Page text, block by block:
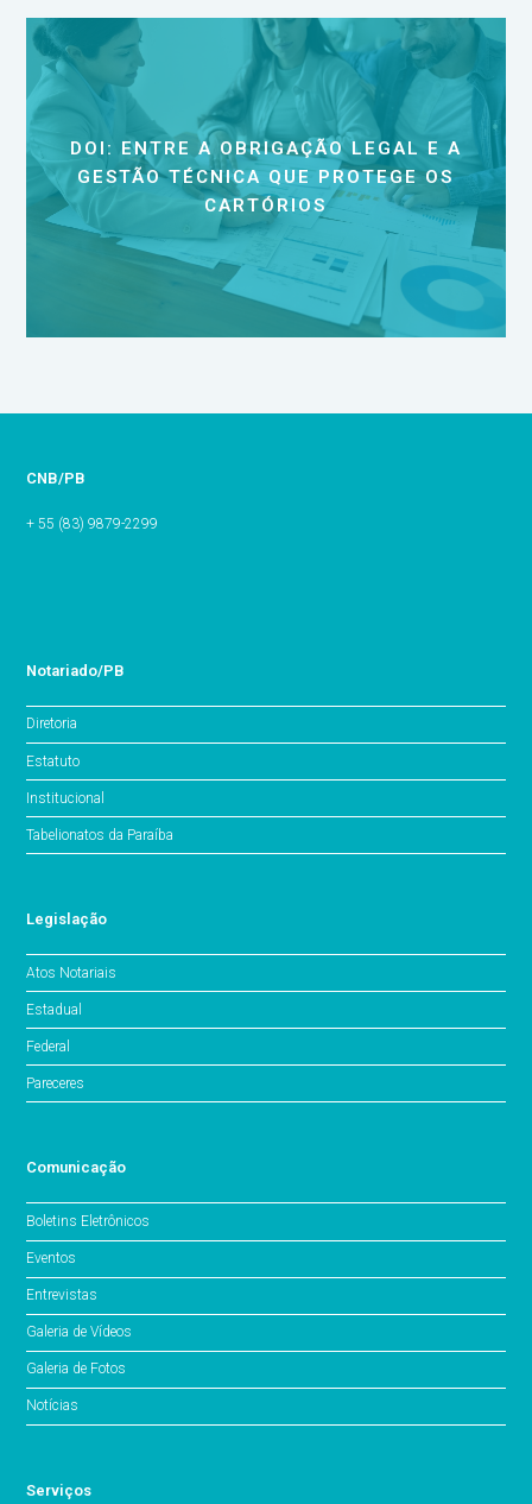
DOI: ENTRE A OBRIGAÇÃO LEGAL E A
GESTÃO TÉCNICA QUE PROTEGE OS
CARTÓRIOS
CNB/PB
+ 55 (83) 9879-2299
Notariado/PB
Diretoria
Estatuto
Institucional
Tabelionatos da Paraíba
Legislação
Atos Notariais
Estadual
Federal
Pareceres
Comunicação
Boletins Eletrônicos
Eventos
Entrevistas
Galeria de Vídeos
Galeria de Fotos
Notícias
Serviços